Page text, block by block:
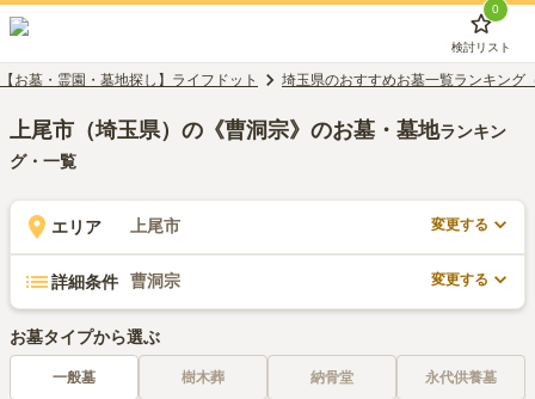
0
検討リスト
【お墓・霊園・墓地探し】ライフドット 埼玉県のおすすめお墓一覧ランキング
上尾市（埼玉県）の《曹洞宗》のお墓・墓地ランキン
グ・一覧
エリア 上尾市 変更する
詳細条件 曹洞宗 変更する
お墓タイプから選ぶ
一般墓 樹木葬 納骨堂 永代供養墓